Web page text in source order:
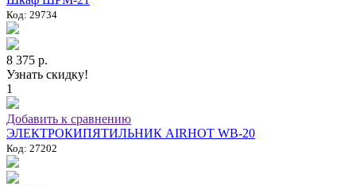
Код: 29734
8 375 р.
Узнать скидку!
1
Добавить к сравнению
ЭЛЕКТРОКИПЯТИЛЬНИК AIRHOT WB-20
Код: 27202